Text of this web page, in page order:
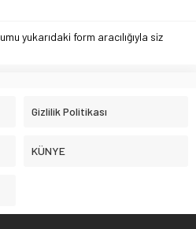
yukarıdaki form aracılığıyla siz
Gizlilik Politikası
KÜNYE